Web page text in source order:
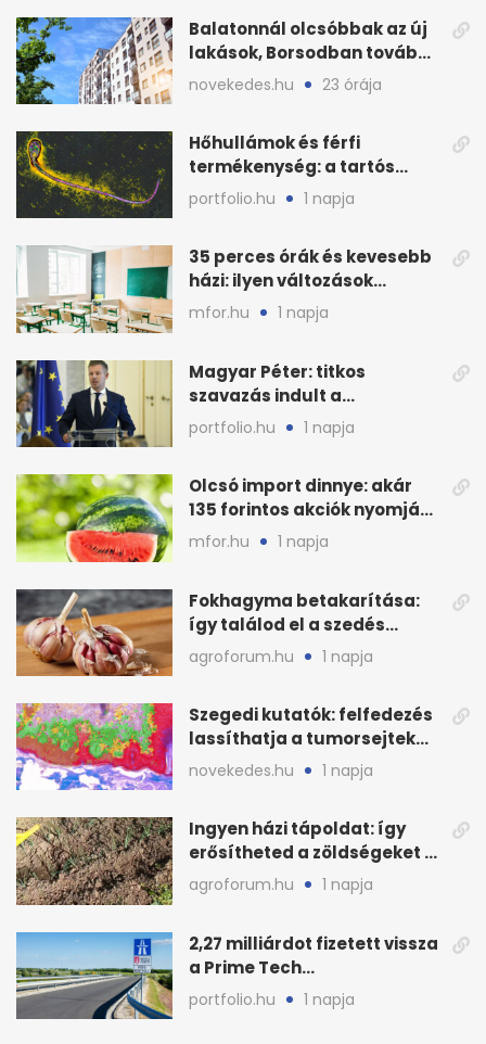
Balatonnál olcsóbbak az új
lakások, Borsodban tovább
drágulnak
novekedes.hu 23 órája
Hőhullámok és férfi
termékenység: a tartós
hőstressz kimutathatóan
ront
portfolio.hu 1 napja
35 perces órák és kevesebb
házi: ilyen változások
jöhetnek az iskolákban
mfor.hu 1 napja
Magyar Péter: titkos
szavazás indult a
köztársasági elnökjelöltről
portfolio.hu 1 napja
Olcsó import dinnye: akár
135 forintos akciók nyomják
le a piacot
mfor.hu 1 napja
Fokhagyma betakarítása:
így találod el a szedés
legjobb időpontját
agroforum.hu 1 napja
Szegedi kutatók: felfedezés
lassíthatja a tumorsejtek
terjedését
novekedes.hu 1 napja
Ingyen házi tápoldat: így
erősítheted a zöldségeket a
hőhullám után
agroforum.hu 1 napja
2,27 milliárdot fizetett vissza
a Prime Tech
Magántőkealap az
államnak
portfolio.hu 1 napja